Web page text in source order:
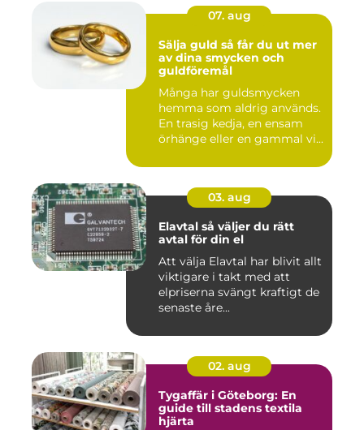
07. aug
Sälja guld så får du ut mer
av dina smycken och
guldföremål
Många har guldsmycken
hemma som aldrig används.
En trasig kedja, en ensam
örhänge eller en gammal vi...
03. aug
Elavtal så väljer du rätt
avtal för din el
Att välja Elavtal har blivit allt
viktigare i takt med att
elpriserna svängt kraftigt de
senaste åre...
02. aug
Tygaffär i Göteborg: En
guide till stadens textila
hjärta